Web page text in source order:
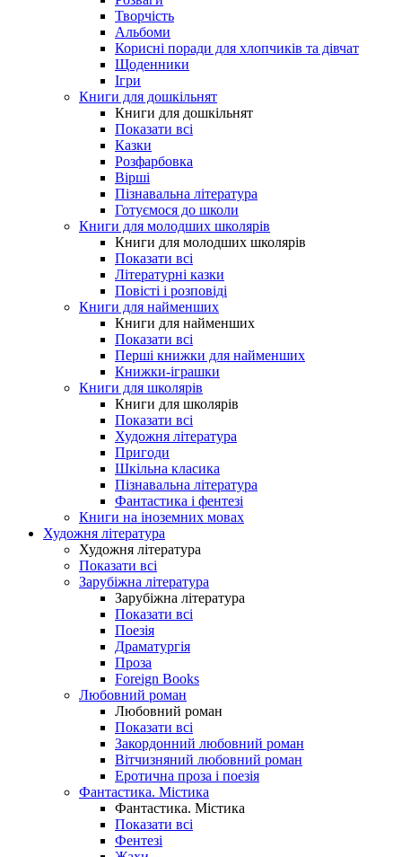
Творчість
Альбоми
Корисні поради для хлопчиків та дівчат
Щоденники
Ігри
Книги для дошкільнят
Книги для дошкільнят
Показати всі
Казки
Розфарбовка
Вірші
Пізнавальна література
Готуємося до школи
Книги для молодших школярів
Книги для молодших школярів
Показати всі
Літературні казки
Повісті і розповіді
Книги для найменших
Книги для найменших
Показати всі
Перші книжки для найменших
Книжки-іграшки
Книги для школярів
Книги для школярів
Показати всі
Художня література
Пригоди
Шкільна класика
Пізнавальна література
Фантастика і фентезі
Книги на іноземних мовах
Художня література
Художня література
Показати всі
Зарубіжна література
Зарубіжна література
Показати всі
Поезія
Драматургія
Проза
Foreign Books
Любовний роман
Любовний роман
Показати всі
Закордонний любовний роман
Вітчизняний любовний роман
Еротична проза і поезія
Фантастика. Містика
Фантастика. Містика
Показати всі
Фентезі